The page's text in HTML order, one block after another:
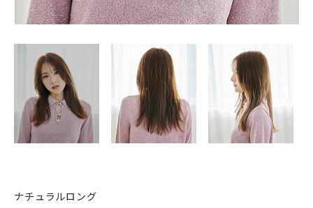
SPECIAL MENU
ナチュラルロング